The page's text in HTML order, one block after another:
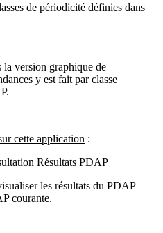
de périodicité définies dans
la version graphique de
y est fait par classe
cette application :
Résultats PDAP
les résultats du PDAP
courante.